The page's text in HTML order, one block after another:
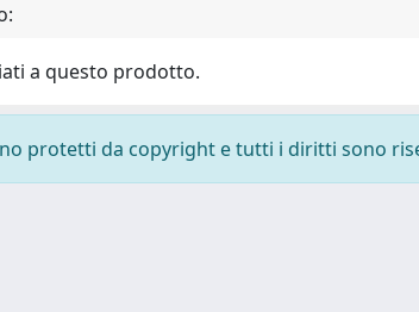
a questo prodotto.
protetti da copyright e tutti i diritti sono